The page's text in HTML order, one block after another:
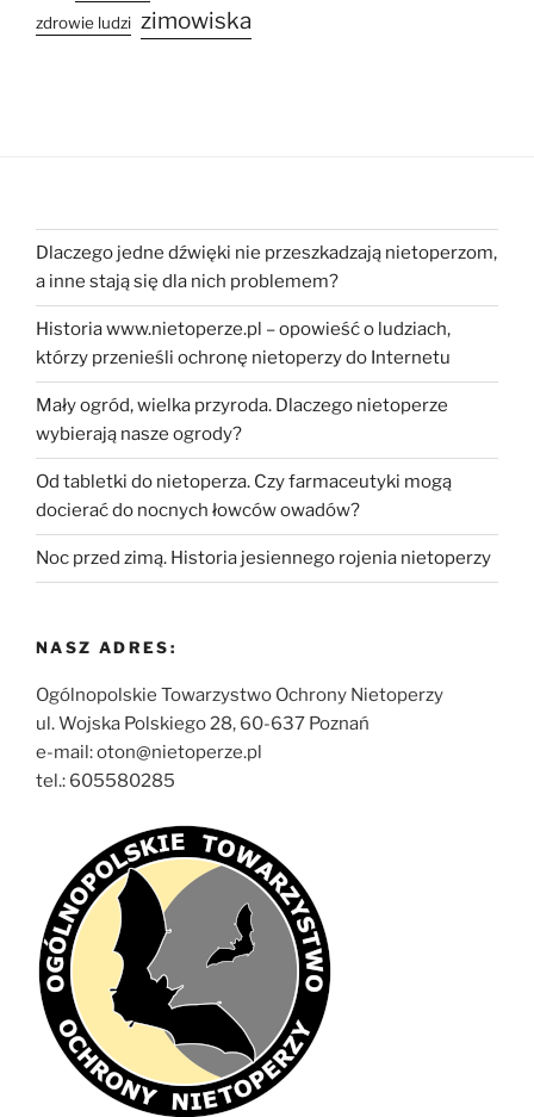
zdrowie ludzi zimowiska
Dlaczego jedne dźwięki nie przeszkadzają nietoperzom,
a inne stają się dla nich problemem?
Historia www.nietoperze.pl – opowieść o ludziach,
którzy przenieśli ochronę nietoperzy do Internetu
Mały ogród, wielka przyroda. Dlaczego nietoperze
wybierają nasze ogrody?
Od tabletki do nietoperza. Czy farmaceutyki mogą
docierać do nocnych łowców owadów?
Noc przed zimą. Historia jesiennego rojenia nietoperzy
NASZ ADRES:
Ogólnopolskie Towarzystwo Ochrony Nietoperzy
ul. Wojska Polskiego 28, 60-637 Poznań
e-mail: oton@nietoperze.pl
tel.: 605580285